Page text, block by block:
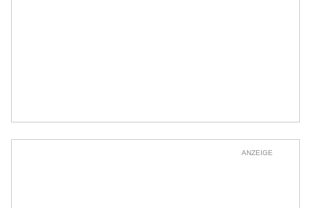
ANZEIGE